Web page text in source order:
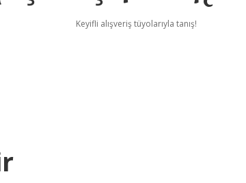
Keyifli alışveriş tüyolarıyla tanış!